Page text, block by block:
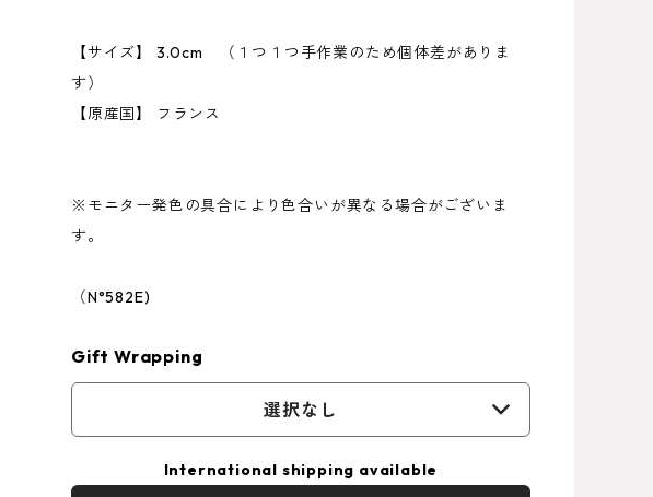
【サイズ】 3.0cm （１つ１つ手作業のため個体差がありま
す）
【原産国】 フランス
※モニター発色の具合により色合いが異なる場合がございま
す。
（N°582E)
Gift Wrapping
選択なし
International shipping available